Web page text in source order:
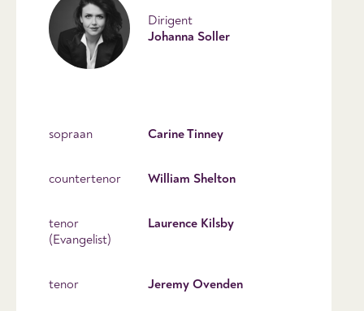
Dirigent
Johanna Soller
sopraan Carine Tinney
countertenor William Shelton
tenor
(Evangelist)
Laurence Kilsby
tenor Jeremy Ovenden